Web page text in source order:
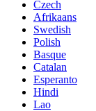
Czech
Afrikaans
Swedish
Polish
Basque
Catalan
Esperanto
Hindi
Lao